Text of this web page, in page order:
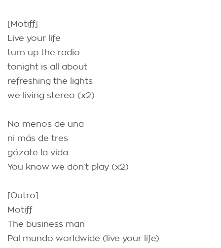
[Motiff]
Live your life
turn up the radio
tonight is all about
refreshing the lights
we living stereo (x2)
No menos de una
ni más de tres
gózate la vida
You know we don’t play (x2)
[Outro]
Motiff
The business man
Pal mundo worldwide (live your life)